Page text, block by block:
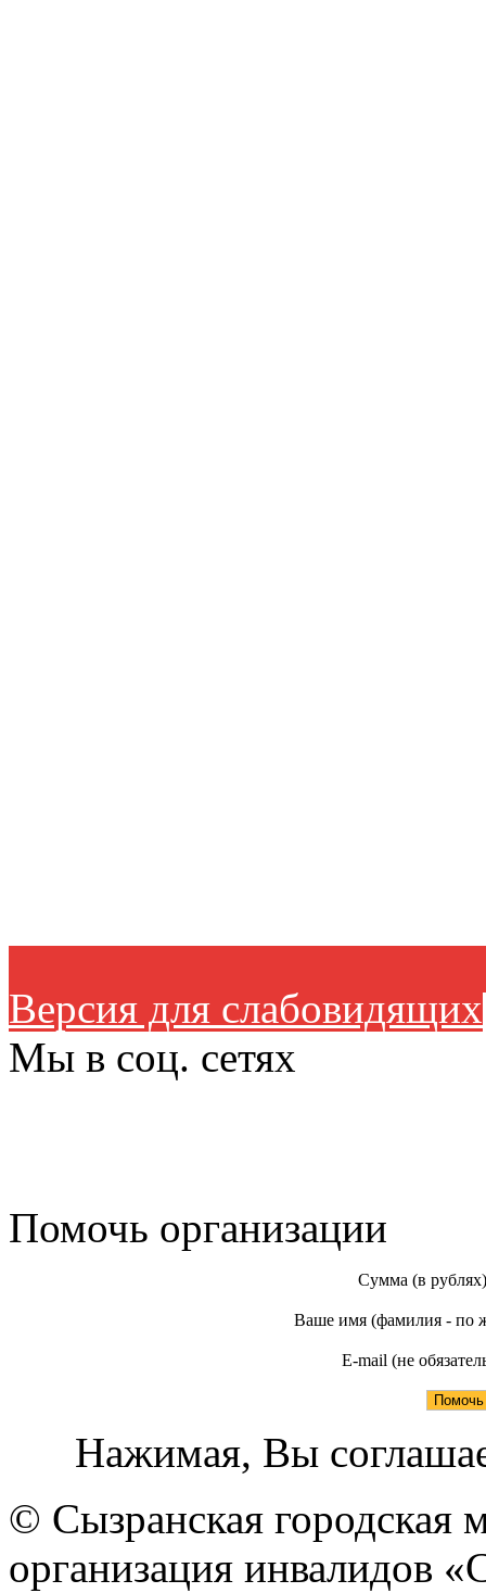
Версия для слабовидящих
Мы в соц. сетях
Помочь организации
Сумма (в рублях)
Ваше имя (фамилия - по
E-mail (не
Нажимая, Вы
© Сызранская городская
организация инвалидов